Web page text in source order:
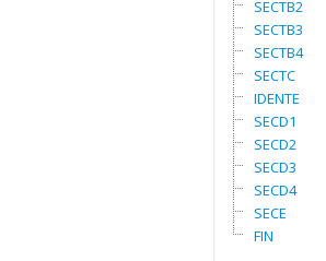
SECTB2
SECTB3
SECTB4
SECTC
IDENTE
SECD1
SECD2
SECD3
SECD4
SECE
FIN